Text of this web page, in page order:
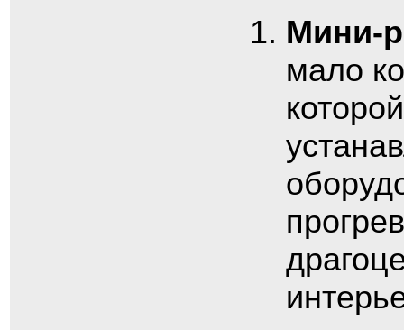
Мини-
мало